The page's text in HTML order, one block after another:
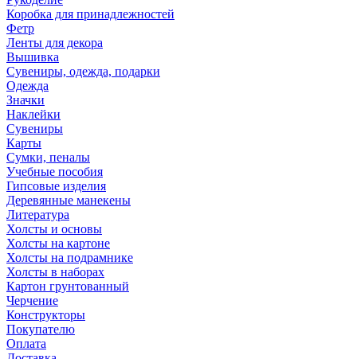
Коробка для принадлежностей
Фетр
Ленты для декора
Вышивка
Сувениры, одежда, подарки
Одежда
Значки
Наклейки
Сувениры
Карты
Сумки, пеналы
Учебные пособия
Гипсовые изделия
Деревянные манекены
Литература
Холсты и основы
Холсты на картоне
Холсты на подрамнике
Холсты в наборах
Картон грунтованный
Черчение
Конструкторы
Покупателю
Оплата